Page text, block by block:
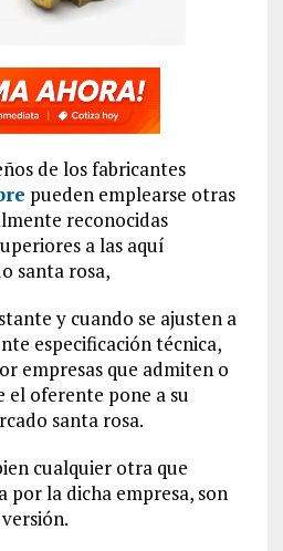
de los fabricantes
pueden emplearse otras
reconocidas
a las aquí
santa rosa,
y cuando se ajusten a
especificación técnica,
empresas que admiten o
el oferente pone a su
santa rosa.
cualquier otra que
por la dicha empresa, son